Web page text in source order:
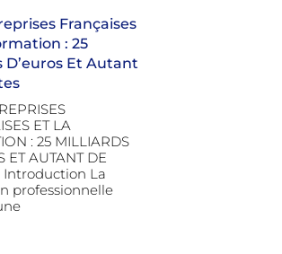
Françaises
: 25
D’euros Et Autant
ET LA
: 25 MILLIARDS
ET AUTANT DE
Introduction La
professionnelle